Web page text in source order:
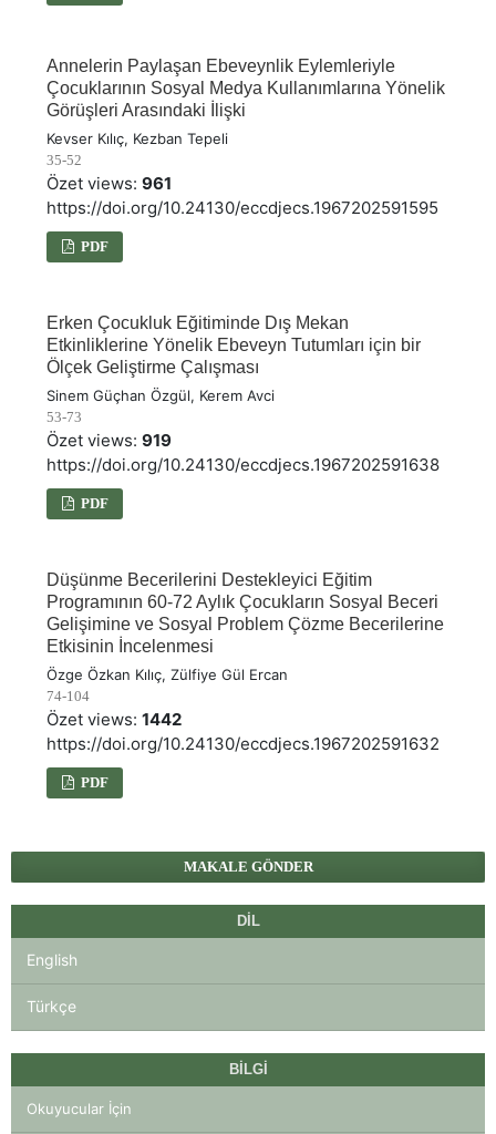
Annelerin Paylaşan Ebeveynlik Eylemleriyle
Çocuklarının Sosyal Medya Kullanımlarına Yönelik
Görüşleri Arasındaki İlişki
Kevser Kılıç, Kezban Tepeli
35-52
Özet views: 961
https://doi.org/10.24130/eccdjecs.1967202591595
PDF
Erken Çocukluk Eğitiminde Dış Mekan
Etkinliklerine Yönelik Ebeveyn Tutumları için bir
Ölçek Geliştirme Çalışması
Sinem Güçhan Özgül, Kerem Avci
53-73
Özet views: 919
https://doi.org/10.24130/eccdjecs.1967202591638
PDF
Düşünme Becerilerini Destekleyici Eğitim
Programının 60-72 Aylık Çocukların Sosyal Beceri
Gelişimine ve Sosyal Problem Çözme Becerilerine
Etkisinin İncelenmesi
Özge Özkan Kılıç, Zülfiye Gül Ercan
74-104
Özet views: 1442
https://doi.org/10.24130/eccdjecs.1967202591632
PDF
MAKALE GÖNDER
DIL
English
Türkçe
BILGI
Okuyucular İçin